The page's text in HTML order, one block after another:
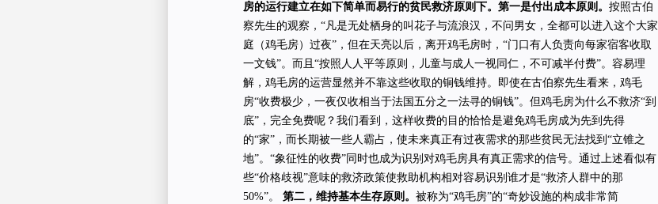
房的运行建立在如下简单而易行的贫民救济原则下。第一是付出成本原则。 按照古伯
察先生的观察，“凡是无处栖身的叫花子与流浪汉，不问男女，全都可以进入这个大家
庭（鸡毛房）过夜”，但在天亮以后，离开鸡毛房时，“门口有人负责向每家宿客收取
一文钱”。而且“按照人人平等原则，儿童与成人一视同仁，不可减半付费”。容易理
解，鸡毛房的运营显然并不靠这些收取的铜钱维持。即使在古伯察先生看来，鸡毛
房“收费极少，一夜仅收相当于法国五分之一法寻的铜钱”。但鸡毛房为什么不救济“到
底”，完全免费呢？我们看到，这样收费的目的恰恰是避免鸡毛房成为先到先得
的“家”，而长期被一些人霸占，使未来真正有过夜需求的那些贫民无法找到“立锥之
地”。“象征性的收费”同时也成为识别对鸡毛房具有真正需求的信号。通过上述看似有
些“价格歧视”意味的救济政策使救助机构相对容易识别谁才是“救济人群中的那
50%”。 第二，维持基本生存原则。 被称为“鸡毛房”的“奇妙设施的构成非常简